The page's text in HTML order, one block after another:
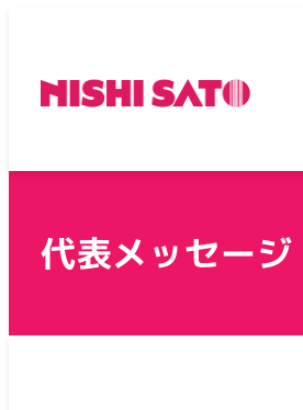
代表メッセージ